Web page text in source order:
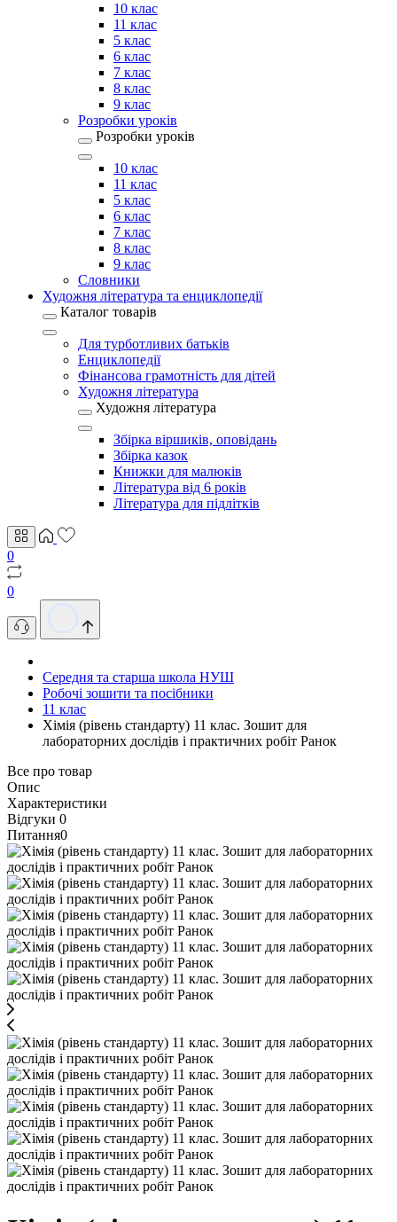
10 клас
11 клас
5 клас
6 клас
7 клас
8 клас
9 клас
Розробки уроків
Розробки уроків
10 клас
11 клас
5 клас
6 клас
7 клас
8 клас
9 клас
Словники
Художня література та енциклопедії
Каталог товарів
Для турботливих батьків
Енциклопедії
Фінансова грамотність для дітей
Художня література
Художня література
Збірка віршиків, оповідань
Збірка казок
Книжки для малюків
Література від 6 років
Література для підлітків
0
0
Середня та старша школа НУШ
Робочі зошити та посібники
11 клас
Хімія (рівень стандарту) 11 клас. Зошит для
лабораторних дослідів і практичних робіт Ранок
Все про товар
Опис
Характеристики
Відгуки 0
Питання0